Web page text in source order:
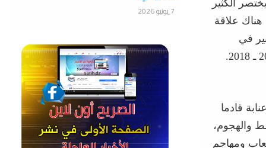
الكثير
هناك علاقة
في
قادما
والهجوم،
ومهاجم
7 يونيو 2026